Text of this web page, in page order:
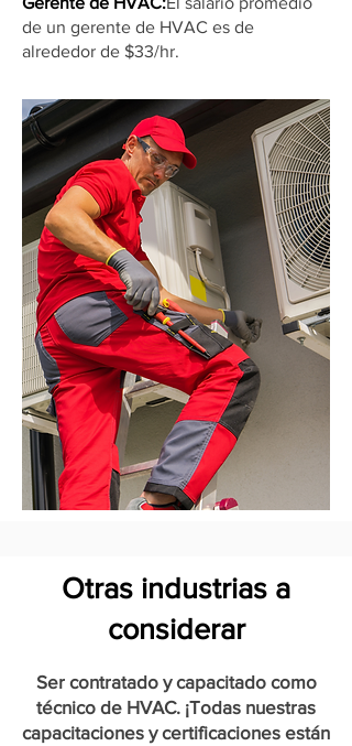
de un gerente de HVAC es de
alrededor de $33/hr.
Otras industrias a
considerar
Ser contratado y capacitado como
técnico de HVAC. ¡Todas nuestras
capacitaciones y certificaciones están